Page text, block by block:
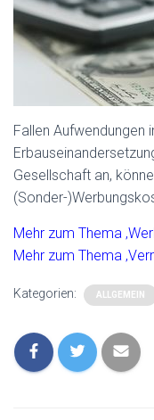
Fallen Aufwendungen
Gesellschaft an,
(Sonder-
Mehr zum Thema
Mehr zum Thema
Kategorien: ALLGEMEIN